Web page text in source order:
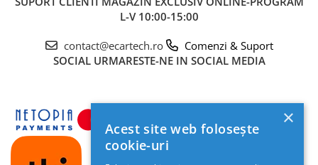
universal cu mufe ISO standard, se potrivește pe o gamă largă
necesară utilizarea unei rame de adaptare specifice, care nu
este inclusă în pachet.
L-V 10:00-15:00
contact@ecartech.ro
Comenzi & Suport
SOCIAL URMARESTE-NE IN SOCIAL MEDIA
×
Acest site web folosește
cookie-uri